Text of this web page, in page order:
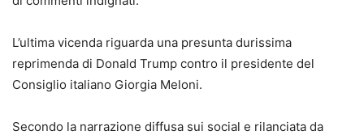
L’ultima vicenda riguarda una presunta durissima
reprimenda di Donald Trump contro il presidente del
Consiglio italiano Giorgia Meloni.
Secondo la narrazione diffusa sui social e rilanciata da